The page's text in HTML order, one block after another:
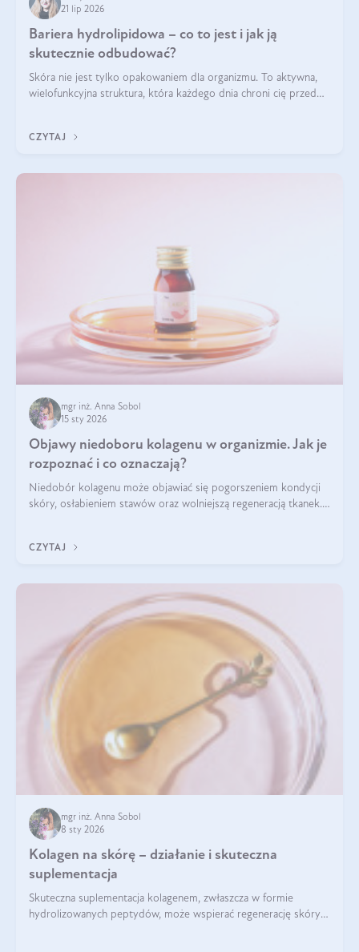
21 lip 2026
Bariera hydrolipidowa – co to jest i jak ją
skutecznie odbudować?
Skóra nie jest tylko opakowaniem dla organizmu. To aktywna,
wielofunkcyjna struktura, która każdego dnia chroni cię przed
bariera hydrolipidowa.
CZYTAJ
mgr inż. Anna Sobol
15 sty 2026
Objawy niedoboru kolagenu w organizmie. Jak je
rozpoznać i co oznaczają?
Niedobór kolagenu może objawiać się pogorszeniem kondycji
skóry, osłabieniem stawów oraz wolniejszą regeneracją tkanek.
osłabienie włosów.
CZYTAJ
mgr inż. Anna Sobol
8 sty 2026
Kolagen na skórę – działanie i skuteczna
suplementacja
Skuteczna suplementacja kolagenem, zwłaszcza w formie
hydrolizowanych peptydów, może wspierać regenerację skóry i